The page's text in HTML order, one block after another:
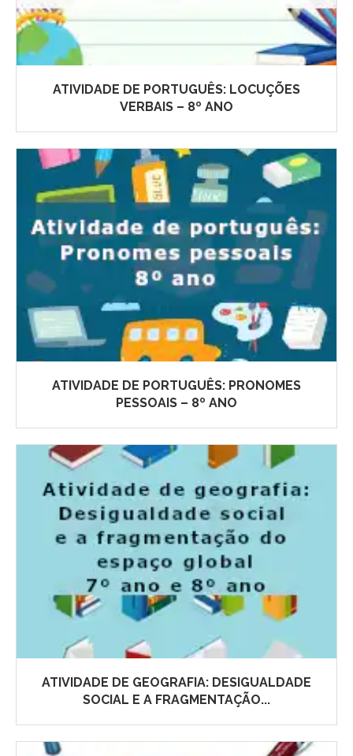
ATIVIDADE DE PORTUGUÊS: LOCUÇÕES
VERBAIS – 8º ANO
ATIVIDADE DE PORTUGUÊS: PRONOMES
PESSOAIS – 8º ANO
ATIVIDADE DE GEOGRAFIA: DESIGUALDADE
SOCIAL E A FRAGMENTAÇÃO...